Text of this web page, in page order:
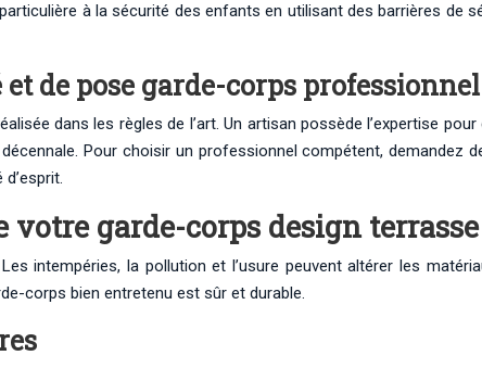
à la sécurité des enfants en utilisant des barrières de
de pose garde-corps professionnel
dans les règles de l’art. Un artisan possède l’expertise
Pour choisir un professionnel compétent, demandez
garde-corps design terrasse
intempéries, la pollution et l’usure peuvent altérer les
corps bien entretenu est sûr et durable.